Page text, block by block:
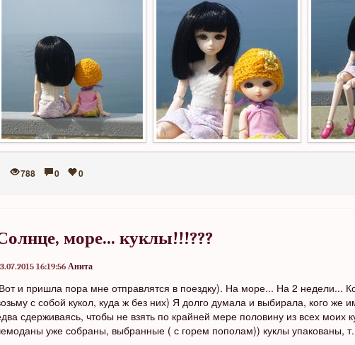
788 0 0
море... куклы!!!???
16:19:56 Анита
и пришла пора мне отправлятся в поездку). На море... На 2 недели...
с собой кукол, куда ж без них) Я долго думала и выбирала, кого же
сдерживаясь, чтобы не взять по крайней мере половину из всех моих
уже собраны, выбранные ( с горем пополам)) куклы упакованы,